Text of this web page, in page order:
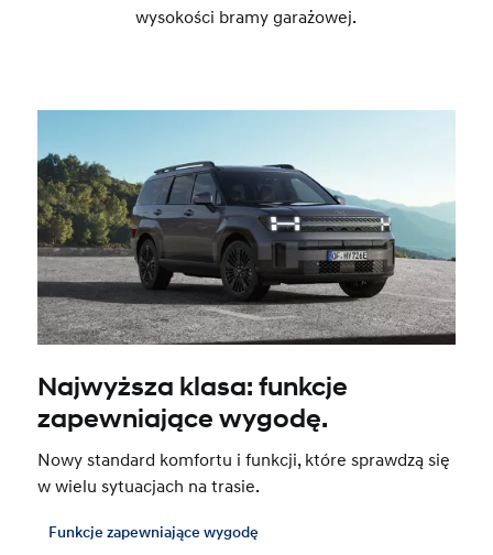
wysokości bramy garażowej.
Najwyższa klasa: funkcje
zapewniające wygodę.
Nowy standard komfortu i funkcji, które sprawdzą się
w wielu sytuacjach na trasie.
Funkcje zapewniające wygodę